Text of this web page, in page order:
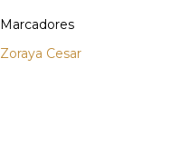
Marcadores
Zoraya Cesar